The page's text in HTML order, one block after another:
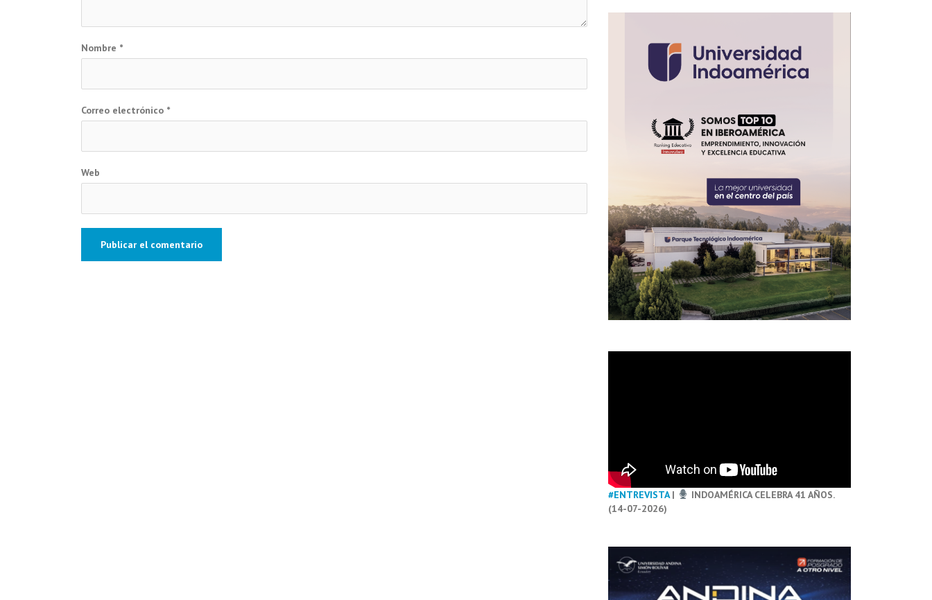
Nombre *
Correo electrónico *
Web
#ENTREVISTA|
INDOAMÉRICA CELEBRA 41 AÑOS.
(14-07-2026)